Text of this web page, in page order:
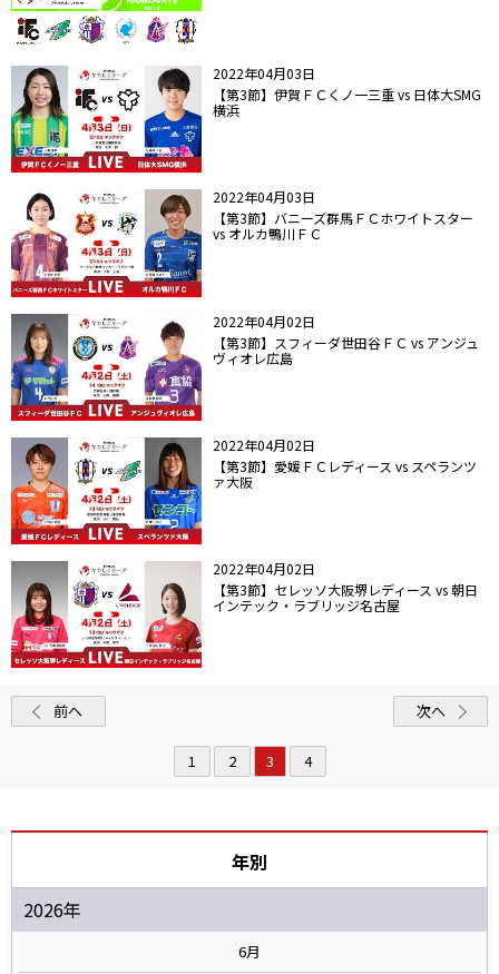
2022年04月03日
【第3節】伊賀ＦＣくノ一三重 vs 日体大SMG
横浜
2022年04月03日
【第3節】バニーズ群馬ＦＣホワイトスター
vs オルカ鴨川ＦＣ
2022年04月02日
【第3節】スフィーダ世田谷ＦＣ vs アンジュ
ヴィオレ広島
2022年04月02日
【第3節】愛媛ＦＣレディース vs スペランツ
ァ大阪
2022年04月02日
【第3節】セレッソ大阪堺レディース vs 朝日
インテック・ラブリッジ名古屋
前へ
1 2 3 4
次へ
年別
2026年
6月